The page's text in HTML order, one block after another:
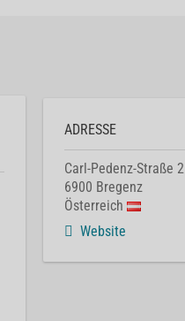
ADRESSE
Carl-Pedenz-Straße 2
6900 Bregenz
Österreich
Website